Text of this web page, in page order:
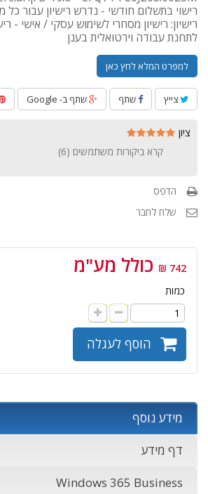
רישוי בתשלום חודשי - נדרש רישיון עבור
רישיון: רישיון מסחרי לשימוש עסקי / אישי -
לתחנת עבודה וירטואלית בענן
למפרט המלא לחץ כאן
צייץ שתף שתף ב- Google
ציון
קרא ביקורות משתמשים (6
)
הדפס
שלח לחבר
742 ₪ כולל מע"מ
כמות
הוסף לעגלה
מידע נוסף
דף מידע
Windows 365 Business